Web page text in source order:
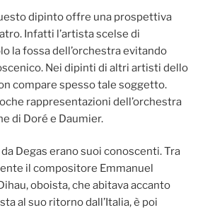
dipinto offre una prospettiva
Infatti l’artista scelse di
la fossa dell’orchestra evitando
Nei dipinti di altri artisti dello
compare spesso tale soggetto.
rappresentazioni dell’orchestra
di Doré e Daumier.
Degas erano suoi conoscenti. Tra
il compositore Emmanuel
oboista, che abitava accanto
al suo ritorno dall’Italia, è poi